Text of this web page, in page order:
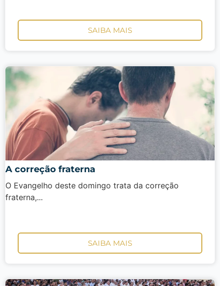
SAIBA MAIS
A correção fraterna
O Evangelho deste domingo trata da correção
fraterna,...
SAIBA MAIS